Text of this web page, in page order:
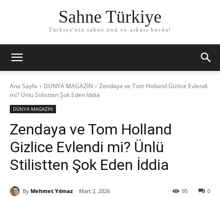
Sahne Türkiye
Türkiye'nin sahne önü ve arkası burda!
Ana Sayfa DÜNYA MAGAZİN
Zendaya ve Tom Holland Gizlice Evlendi
mi? Ünlü Stilistten Şok Eden İddia
DÜNYA MAGAZİN
Zendaya ve Tom Holland
Gizlice Evlendi mi? Ünlü
Stilistten Şok Eden İddia
By Mehmet Yılmaz Mart 2, 2026 0
95